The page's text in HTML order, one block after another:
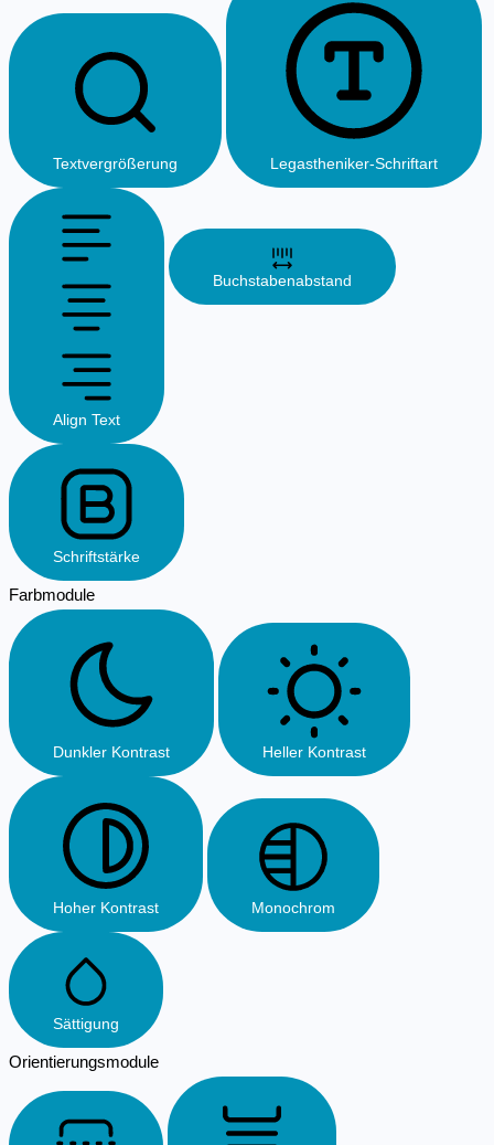
Textvergrößerung Legastheniker-Schriftart
Align Text
Buchstabenabstand
Schriftstärke
Farbmodule
Dunkler Kontrast Heller Kontrast
Hoher Kontrast Monochrom
Sättigung
Orientierungsmodule